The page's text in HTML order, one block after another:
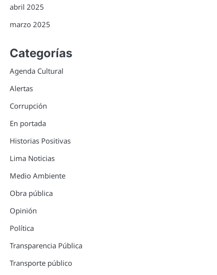
abril 2025
marzo 2025
Categorías
Agenda Cultural
Alertas
Corrupción
En portada
Historias Positivas
Lima Noticias
Medio Ambiente
Obra pública
Opinión
Política
Transparencia Pública
Transporte público